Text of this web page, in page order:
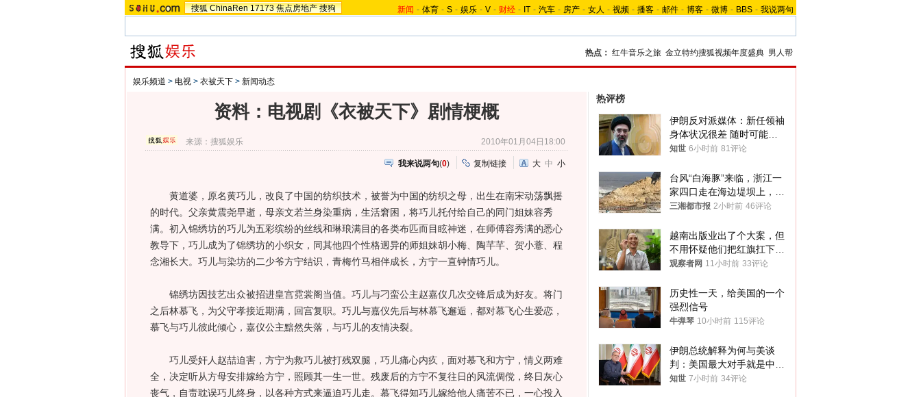
搜狐 ChinaRen 17173 焦点房地产 搜狗 新闻 - 体育 - S - 娱乐 - V - 财经 - IT - 汽车 - 房产 - 女人 - 视频 - 播客 - 邮件 - 博客 - 微博 - BBS - 我说两句
热点： 红牛音乐之旅 金立特约搜狐视频年度盛典 男人帮
娱乐频道 > 电视 > 衣被天下 > 新闻动态
资料：电视剧《衣被天下》剧情梗概
来源：搜狐娱乐 2010年01月04日18:00
我来说两句(0) 复制链接 大 中 小
黄道婆，原名黄巧儿，改良了中国的纺织技术，被誉为中国的纺织之母，出生在南宋动荡飘摇
的时代。父亲黄震尧早逝，母亲文若兰身染重病，生活窘困，将巧儿托付给自己的同门姐妹容秀
满。初入锦绣坊的巧儿为五彩缤纷的丝线和琳琅满目的各类布匹而目眩神迷，在师傅容秀满的悉心
教导下，巧儿成为了锦绣坊的小织女，同其他四个性格迥异的师姐妹胡小梅、陶芊芊、贺小薏、程
念湘长大。巧儿与染坊的二少爷方宁结识，青梅竹马相伴成长，方宁一直钟情巧儿。
锦绣坊因技艺出众被招进皇宫霓裳阁当值。巧儿与刁蛮公主赵嘉仪几次交锋后成为好友。将门
之后林慕飞，为父守孝接近期满，回宫复职。巧儿与嘉仪先后与林慕飞邂逅，都对慕飞心生爱恋，
慕飞与巧儿彼此倾心，嘉仪公主黯然失落，与巧儿的友情决裂。
巧儿受奸人赵喆迫害，方宁为救巧儿被打残双腿，巧儿痛心内疚，面对慕飞和方宁，情义两难
全，决定听从方母安排嫁给方宁，照顾其一生一世。残废后的方宁不复往日的风流倜傥，终日灰心
丧气，自责耽误巧儿终身，以各种方式来逼迫巧儿走。慕飞得知巧儿嫁给他人痛苦不已，一心投入
热评榜
伊朗反对派媒体：新任领袖
身体状况很差 随时可能离
世
知世 6小时前 81评论
台风“白海豚”来临，浙江一
家四口走在海边堤坝上，其
中9岁男孩被巨浪卷入海
三湘都市报 2小时前 46评论
越南出版业出了个大案，但
不用怀疑他们把红旗扛下去
的决心
观察者网 11小时前 33评论
历史性一天，给美国的一个
强烈信号
牛弹琴 10小时前 115评论
伊朗总统解释为何与美谈
判：美国最大对手就是中
国，但他们也在对话
知世 7小时前 34评论